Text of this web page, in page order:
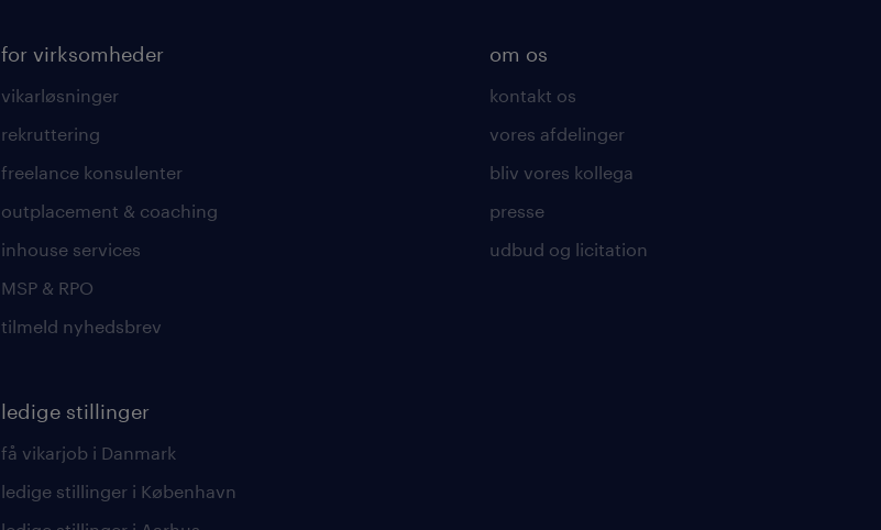
for virksomheder
vikarløsninger
rekruttering
freelance konsulenter
outplacement & coaching
inhouse services
MSP & RPO
tilmeld nyhedsbrev
ledige stillinger
få vikarjob i Danmark
ledige stillinger i København
om os
kontakt os
vores afdelinger
bliv vores kollega
presse
udbud og licitation